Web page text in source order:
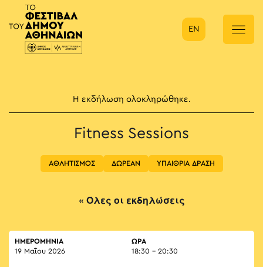
Κύρια πλοήγηση
EN
Η εκδήλωση ολοκληρώθηκε.
Fitness Sessions
ΑΘΛΗΤΙΣΜΟΣ ΔΩΡΕΑΝ ΥΠΑΙΘΡΙΑ ΔΡΑΣΗ
« Όλες οι εκδηλώσεις
ΗΜΕΡΟΜΗΝΙΑ
19 Μαΐου 2026
ΏΡΑ
18:30 - 20:30